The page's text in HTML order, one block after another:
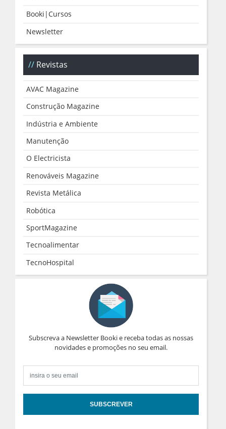
Booki|Cursos
Newsletter
Revistas
AVAC Magazine
Construção Magazine
Indústria e Ambiente
Manutenção
O Electricista
Renováveis Magazine
Revista Metálica
Robótica
SportMagazine
Tecnoalimentar
TecnoHospital
Subscreva a Newsletter Booki e receba todas as nossas
novidades e promoções no seu email.
SUBSCREVER